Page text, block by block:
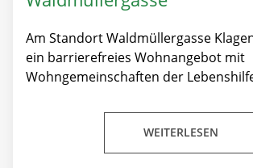
Am Standort Waldmüllergasse
ein barrierefreies Wohnangebot mit
Wohngemeinschaften der
WEITERLESEN